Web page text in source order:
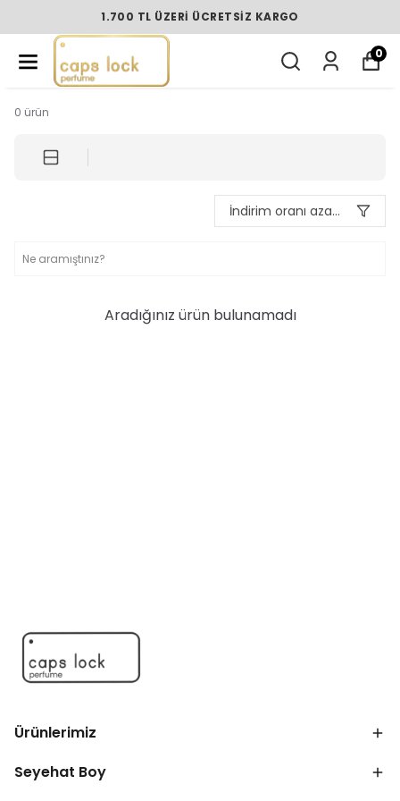
1.700 TL ÜZERI ÜCRETSIZ KARGO
0
0 ürün
İndirim oranı azalan
Aradığınız ürün bulunamadı
Ürünlerimiz
Seyehat Boy